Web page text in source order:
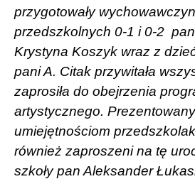
przygotowały
przedszkolnych 0-1 i 0-2
Krystyna Koszyk wraz z
pani A. Citak przywitała
zaprosiła do obejrzenia
artystycznego.
umiejętnościom
również zaproszeni na tę
szkoły pan Aleksander